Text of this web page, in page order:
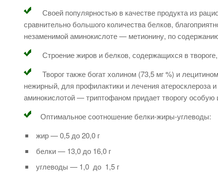
Своей популярностью в качестве продукта из
сравнительно большого количества белков,
незаменимой аминокислоте — метионину, по
Строение жиров и белков, содержащихся в
Творог также богат холином (73,5 мг %) и
нежирный, для профилактики и лечения атеросклероза
аминокислотой — триптофаном придает творогу особую
Оптимальное соотношение белки-жиры-углеводы:
жир — 0,5 до 20,0 г
белки — 13,0 до 16,0 г
углеводы — 1,0 до 1,5 г